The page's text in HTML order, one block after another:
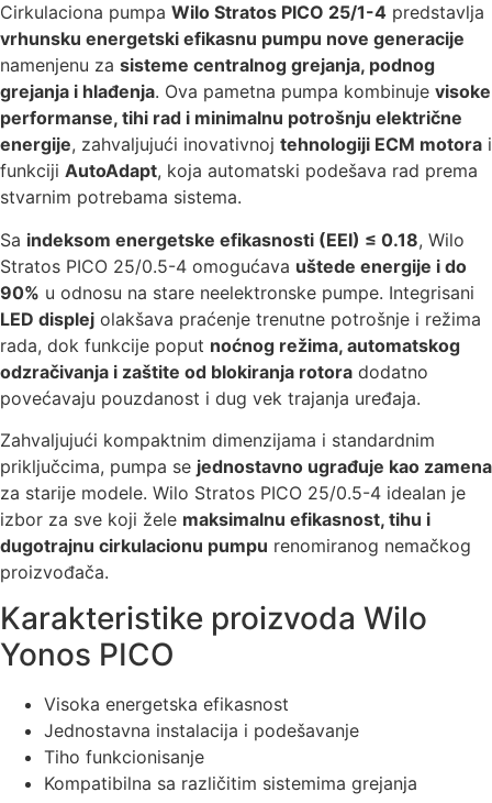
Cirkulaciona pumpa Wilo Stratos PICO 25/1-4 predstavlja
vrhunsku energetski efikasnu pumpu nove generacije
namenjenu za sisteme centralnog grejanja, podnog
grejanja i hlađenja. Ova pametna pumpa kombinuje visoke
performanse, tihi rad i minimalnu potrošnju električne
energije, zahvaljujući inovativnoj tehnologiji ECM motora i
funkciji AutoAdapt, koja automatski podešava rad prema
stvarnim potrebama sistema.
Sa indeksom energetske efikasnosti (EEI) ≤ 0.18, Wilo
Stratos PICO 25/0.5-4 omogućava uštede energije i do
90% u odnosu na stare neelektronske pumpe. Integrisani
LED displej olakšava praćenje trenutne potrošnje i režima
rada, dok funkcije poput noćnog režima, automatskog
odzračivanja i zaštite od blokiranja rotora dodatno
povećavaju pouzdanost i dug vek trajanja uređaja.
Zahvaljujući kompaktnim dimenzijama i standardnim
priključcima, pumpa se jednostavno ugrađuje kao zamena
za starije modele. Wilo Stratos PICO 25/0.5-4 idealan je
izbor za sve koji žele maksimalnu efikasnost, tihu i
dugotrajnu cirkulacionu pumpu renomiranog nemačkog
proizvođača.
Karakteristike proizvoda Wilo
Yonos PICO
Visoka energetska efikasnost
Jednostavna instalacija i podešavanje
Tiho funkcionisanje
Kompatibilna sa različitim sistemima grejanja